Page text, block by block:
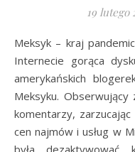
19 lutego
Meksyk – kraj pandemicznych nomadów Dziś wybuchła w
Internecie gorąca
amerykańskich
Meksyku.
komentarzy,
cen najmów i usług w
była dezaktywować